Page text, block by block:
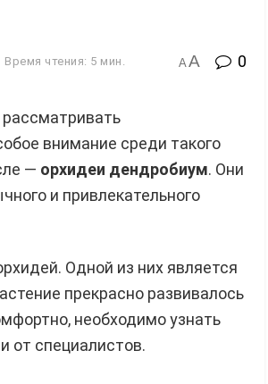
Время чтения: 5 мин. A A 0
внимание среди такого
— орхидеи дендробиум. Они
и привлекательного
Одной из них является
прекрасно развивалось
необходимо узнать
от специалистов.